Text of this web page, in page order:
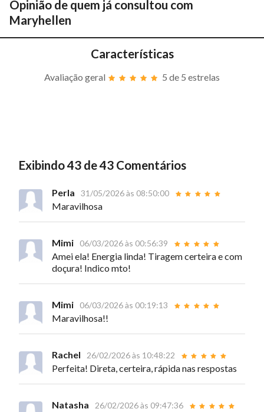
Opinião de quem já consultou com
Maryhellen
Características
Avaliação geral 5 de 5 estrelas
Exibindo 43 de 43 Comentários
Perla 31/05/2026 às 08:50:00
Maravilhosa
Mimi 06/03/2026 às 00:56:39
Amei ela! Energia linda! Tiragem certeira e com
doçura! Indico mto!
Mimi 06/03/2026 às 00:19:13
Maravilhosa!!
Rachel 26/02/2026 às 10:48:22
Perfeita! Direta, certeira, rápida nas respostas
Natasha 26/02/2026 às 09:47:36